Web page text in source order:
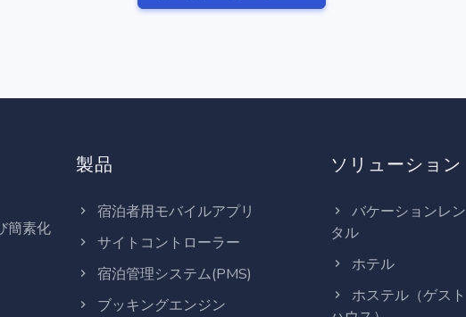
簡素化
製品
宿泊者用モバイルアプリ
サイトコントローラー
宿泊管理システム(PMS)
ブッキングエンジン
ソリューション
バケーションレン
タル
ホテル
ホステル（ゲスト